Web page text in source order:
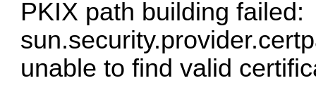
PKIX path building failed:
unable to find valid